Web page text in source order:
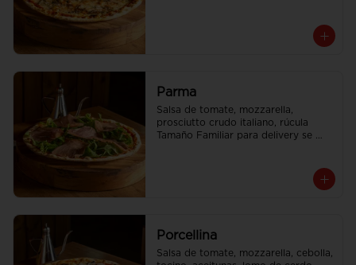
Parma
Salsa de tomate, mozzarella,
prosciutto crudo italiano, rúcula
Tamaño Familiar para delivery se
Porcellina
Salsa de tomate, mozzarella, cebolla,